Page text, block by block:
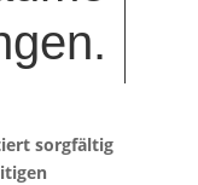
sorgfältig